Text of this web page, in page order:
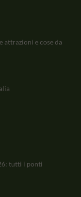
attrazioni e cose da
tutti i ponti